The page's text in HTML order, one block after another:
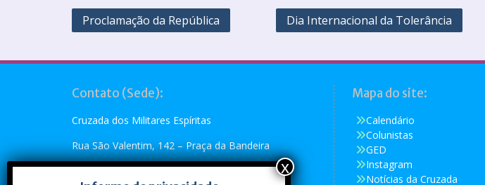
Proclamação da República Dia Internacional da Tolerância
Contato (Sede):
Cruzada dos Militares Espíritas
Rua São Valentim, 142 – Praça da Bandeira
Rio de Janeiro, RJ – CEP: 20.260-110
Mapa do site:
Calendário
Colunistas
GED
Instagram
Notícias da Cruzada